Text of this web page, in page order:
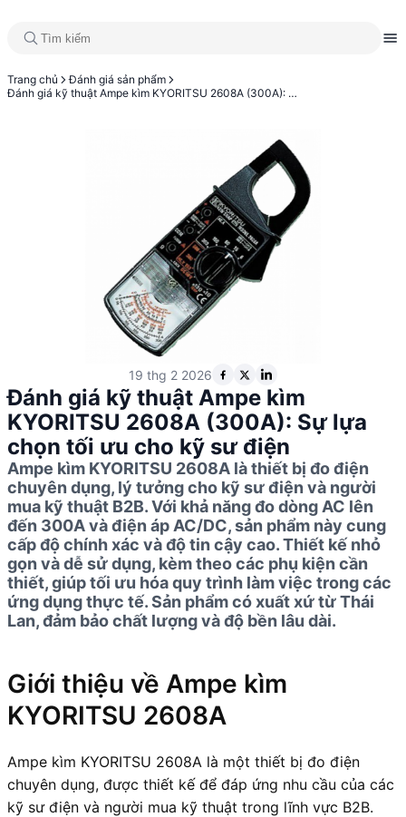
Trang chủ
Đánh giá sản phẩm
Đánh giá kỹ thuật Ampe kìm KYORITSU 2608A (300A): Sự lựa chọn tối ưu cho kỹ sư điện
19 thg 2 2026
Đánh giá kỹ thuật Ampe kìm
KYORITSU 2608A (300A): Sự lựa
chọn tối ưu cho kỹ sư điện
Ampe kìm KYORITSU 2608A là thiết bị đo điện
chuyên dụng, lý tưởng cho kỹ sư điện và người
mua kỹ thuật B2B. Với khả năng đo dòng AC lên
đến 300A và điện áp AC/DC, sản phẩm này cung
cấp độ chính xác và độ tin cậy cao. Thiết kế nhỏ
gọn và dễ sử dụng, kèm theo các phụ kiện cần
thiết, giúp tối ưu hóa quy trình làm việc trong các
ứng dụng thực tế. Sản phẩm có xuất xứ từ Thái
Lan, đảm bảo chất lượng và độ bền lâu dài.
Giới thiệu về Ampe kìm
KYORITSU 2608A
Ampe kìm KYORITSU 2608A là một thiết bị đo điện
chuyên dụng, được thiết kế để đáp ứng nhu cầu của các
kỹ sư điện và người mua kỹ thuật trong lĩnh vực B2B.